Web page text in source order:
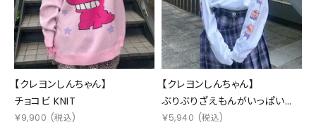
【クレヨンしんちゃん】
チョコビ KNIT
￥9,900 (税込)
【クレヨンしんちゃん】
ぶりぶりざえもんがいっぱい
L/S TEE
￥5,940 (税込)